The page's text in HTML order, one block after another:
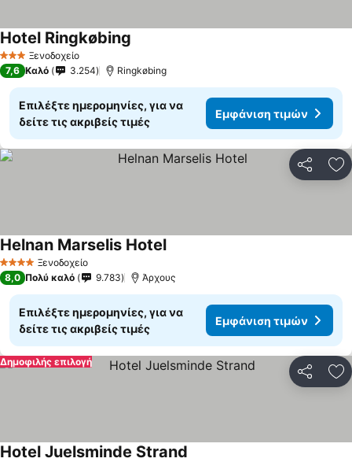
3 ΑστέριαΞενοδοχείο
Hotel Ringkøbing
7,6 Καλό 3.254 Ringkøbing
Επιλέξτε ημερομηνίες, για να
δείτε τις ακριβείς τιμές
Εμφάνιση τιμών
4 ΑστέριαΞενοδοχείο
Helnan Marselis HotelΕμφάνιση τιμών
8,0 Πολύ καλό 9.783 Άρχους
Επιλέξτε ημερομηνίες, για να
δείτε τις ακριβείς τιμές
Εμφάνιση τιμών
Δημοφιλής επιλογή
Hotel Juelsminde Strand